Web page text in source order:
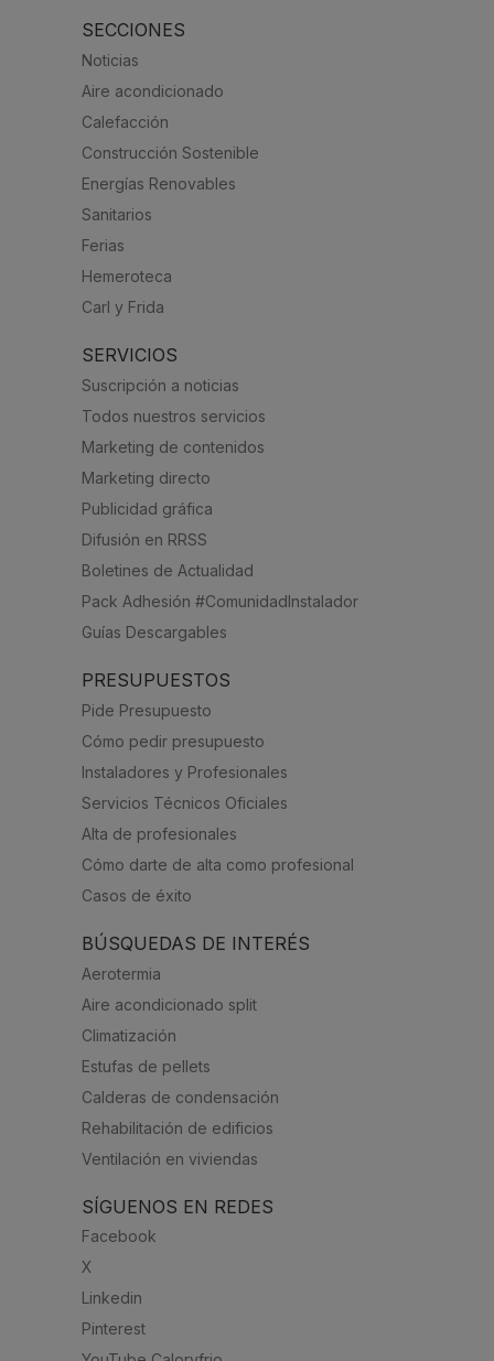
SECCIONES
Noticias
Aire acondicionado
Calefacción
Construcción Sostenible
Energías Renovables
Sanitarios
Ferias
Hemeroteca
Carl y Frida
SERVICIOS
Suscripción a noticias
Todos nuestros servicios
Marketing de contenidos
Marketing directo
Publicidad gráfica
Difusión en RRSS
Boletines de Actualidad
Pack Adhesión #ComunidadInstalador
Guías Descargables
PRESUPUESTOS
Pide Presupuesto
Cómo pedir presupuesto
Instaladores y Profesionales
Servicios Técnicos Oficiales
Alta de profesionales
Cómo darte de alta como profesional
Casos de éxito
BÚSQUEDAS DE INTERÉS
Aerotermia
Aire acondicionado split
Climatización
Estufas de pellets
Calderas de condensación
Rehabilitación de edificios
Ventilación en viviendas
SÍGUENOS EN REDES
Facebook
X
Linkedin
Pinterest